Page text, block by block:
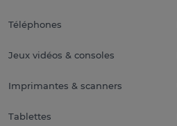
Téléphones
Jeux vidéos & consoles
Imprimantes & scanners
Tablettes